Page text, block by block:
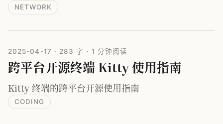
NETWORK
2025-04-17 · 283 字 · 1 分钟阅读
跨平台开源终端 Kitty 使用指南
Kitty 终端的跨平台开源使用指南
CODING